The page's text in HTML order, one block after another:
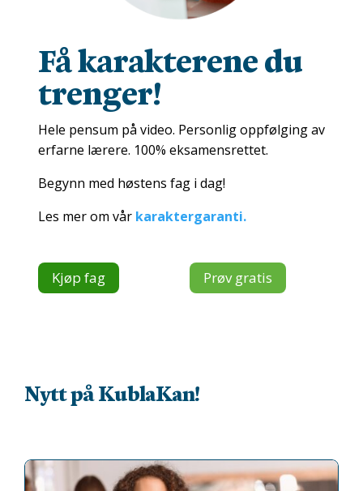
Få karakterene du
trenger!
Hele pensum på video. Personlig oppfølging av
erfarne lærere. 100% eksamensrettet.
Begynn med høstens fag i dag!
Les mer om vår karaktergaranti.
Kjøp fag Prøv gratis
Nytt på KublaKan!